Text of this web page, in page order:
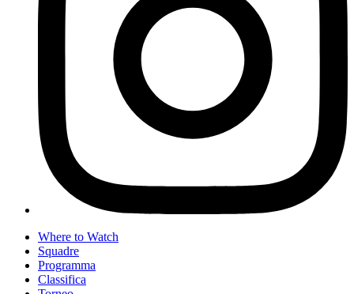
Where to Watch
Squadre
Programma
Classifica